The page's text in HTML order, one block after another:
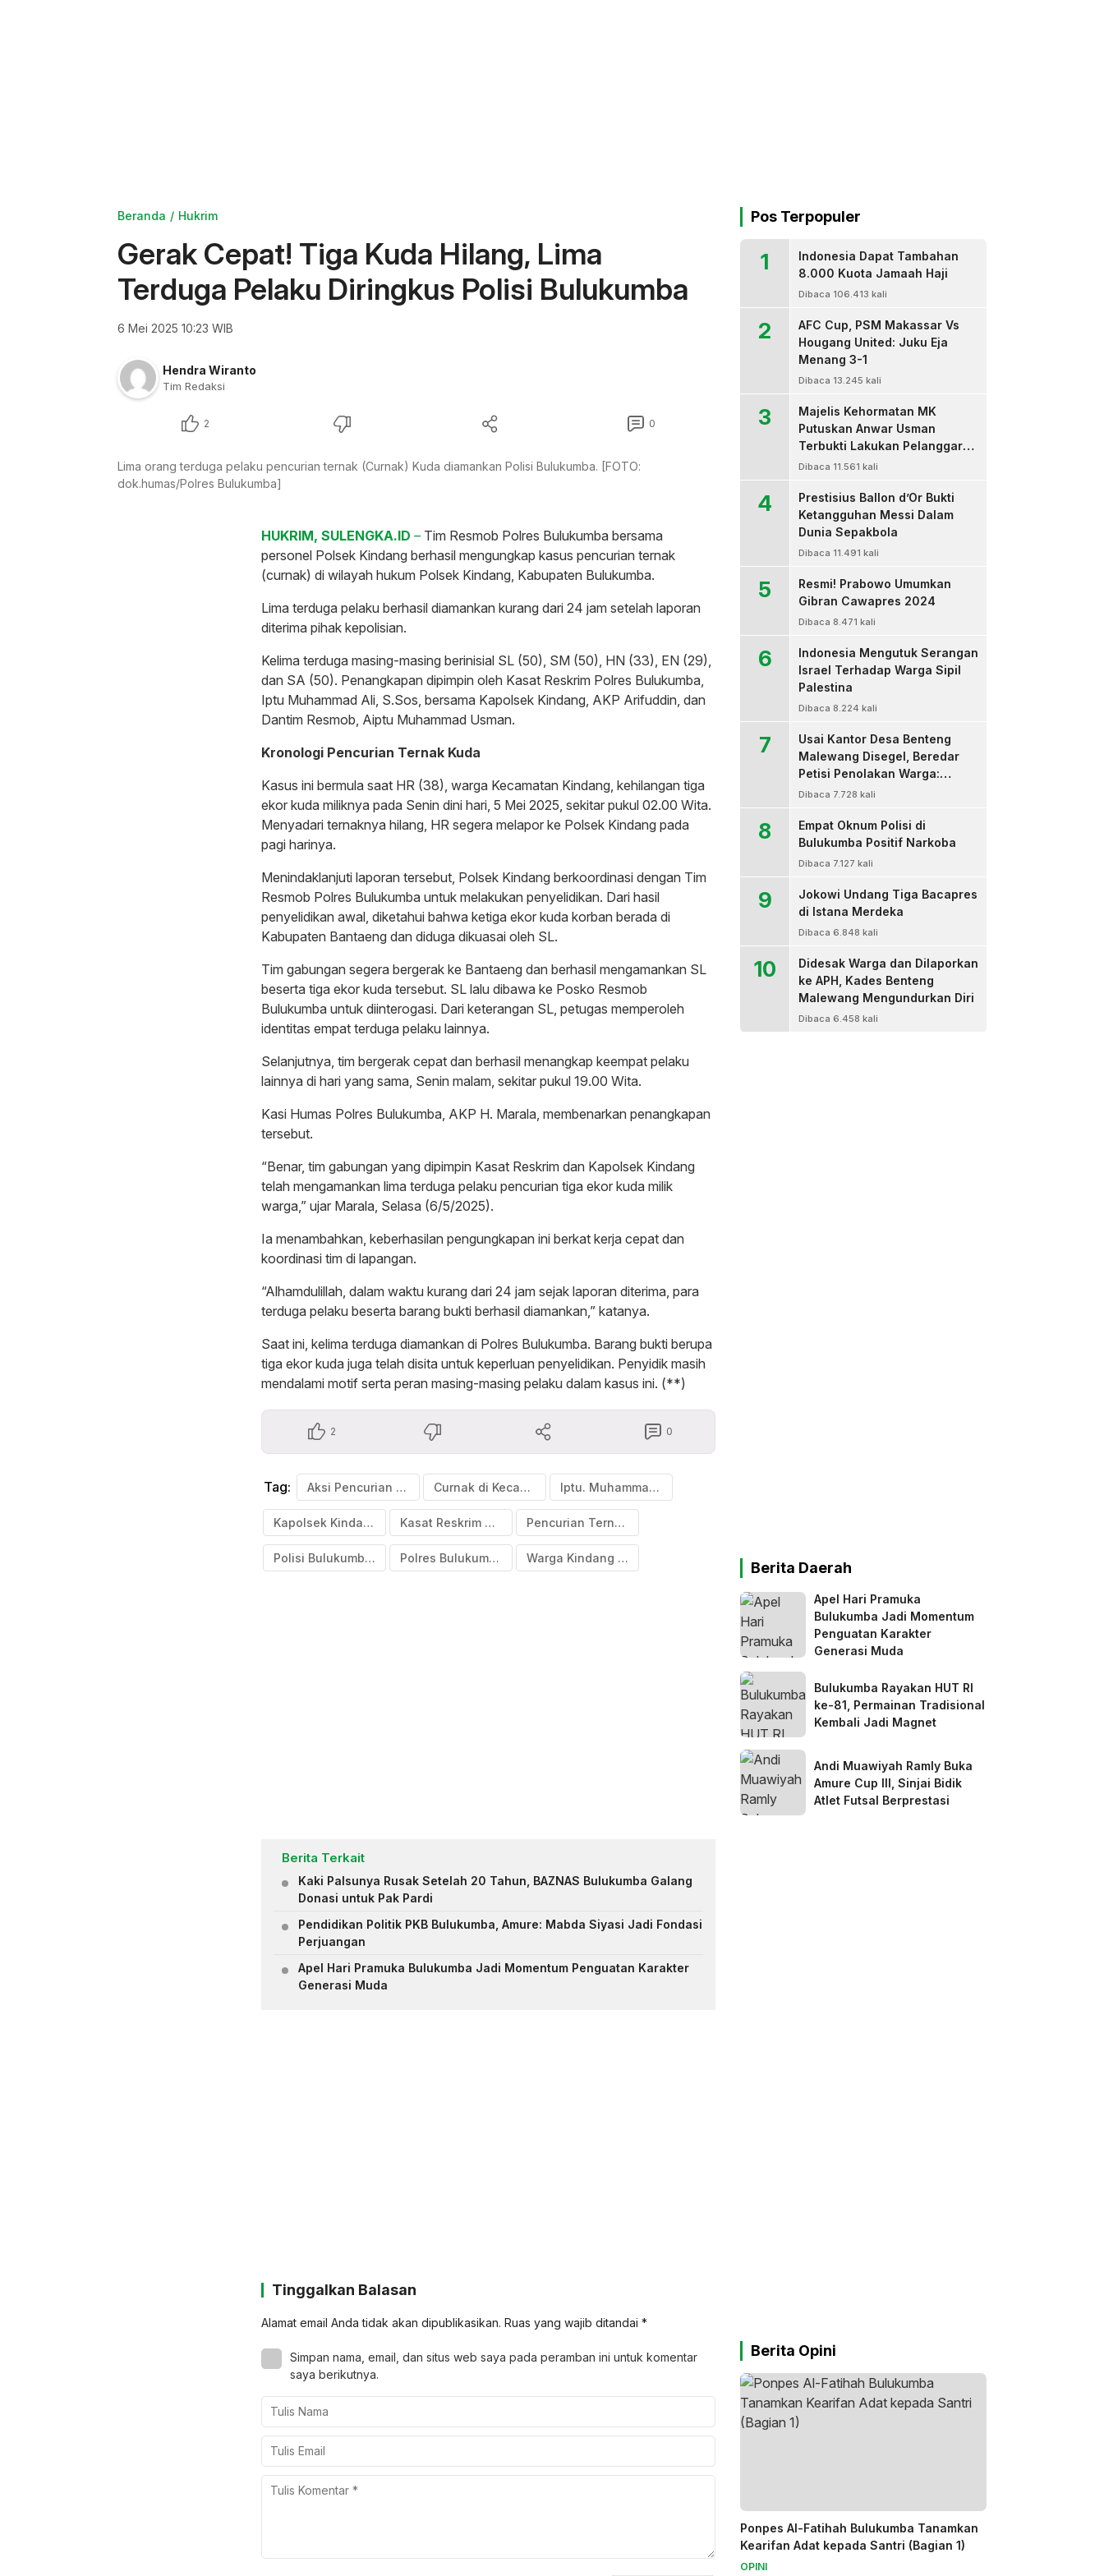
Beranda Hukrim
Gerak Cepat! Tiga Kuda Hilang, Lima
Terduga Pelaku Diringkus Polisi Bulukumba
6 Mei 2025 10:23 WIB
Hendra Wiranto
Tim Redaksi
2 0
Lima orang terduga pelaku pencurian ternak (Curnak) Kuda diamankan Polisi Bulukumba. [FOTO:
dok.humas/Polres Bulukumba]
HUKRIM, SULENGKA.ID – Tim Resmob Polres Bulukumba bersama
personel Polsek Kindang berhasil mengungkap kasus pencurian ternak
(curnak) di wilayah hukum Polsek Kindang, Kabupaten Bulukumba.
Lima terduga pelaku berhasil diamankan kurang dari 24 jam setelah laporan
diterima pihak kepolisian.
Kelima terduga masing-masing berinisial SL (50), SM (50), HN (33), EN (29),
dan SA (50). Penangkapan dipimpin oleh Kasat Reskrim Polres Bulukumba,
Iptu Muhammad Ali, S.Sos, bersama Kapolsek Kindang, AKP Arifuddin, dan
Dantim Resmob, Aiptu Muhammad Usman.
Kronologi Pencurian Ternak Kuda
Kasus ini bermula saat HR (38), warga Kecamatan Kindang, kehilangan tiga
ekor kuda miliknya pada Senin dini hari, 5 Mei 2025, sekitar pukul 02.00 Wita.
Menyadari ternaknya hilang, HR segera melapor ke Polsek Kindang pada
pagi harinya.
Menindaklanjuti laporan tersebut, Polsek Kindang berkoordinasi dengan Tim
Resmob Polres Bulukumba untuk melakukan penyelidikan. Dari hasil
penyelidikan awal, diketahui bahwa ketiga ekor kuda korban berada di
Kabupaten Bantaeng dan diduga dikuasai oleh SL.
Tim gabungan segera bergerak ke Bantaeng dan berhasil mengamankan SL
beserta tiga ekor kuda tersebut. SL lalu dibawa ke Posko Resmob
Bulukumba untuk diinterogasi. Dari keterangan SL, petugas memperoleh
identitas empat terduga pelaku lainnya.
Selanjutnya, tim bergerak cepat dan berhasil menangkap keempat pelaku
lainnya di hari yang sama, Senin malam, sekitar pukul 19.00 Wita.
Kasi Humas Polres Bulukumba, AKP H. Marala, membenarkan penangkapan
tersebut.
“Benar, tim gabungan yang dipimpin Kasat Reskrim dan Kapolsek Kindang
telah mengamankan lima terduga pelaku pencurian tiga ekor kuda milik
warga,” ujar Marala, Selasa (6/5/2025).
Ia menambahkan, keberhasilan pengungkapan ini berkat kerja cepat dan
koordinasi tim di lapangan.
“Alhamdulillah, dalam waktu kurang dari 24 jam sejak laporan diterima, para
terduga pelaku beserta barang bukti berhasil diamankan,” katanya.
Saat ini, kelima terduga diamankan di Polres Bulukumba. Barang bukti berupa
tiga ekor kuda juga telah disita untuk keperluan penyelidikan. Penyidik masih
mendalami motif serta peran masing-masing pelaku dalam kasus ini. (**)
2 0
Tag: Aksi Pencurian Ternak Curnak di Kecamatan Kindang Bulukumba Iptu. Muhammad Ali
Kapolsek Kindang Kasat Reskrim Polres Bulukumba Pencurian Ternak Kuda
Polisi Bulukumba Amankan Terduga Pelaku Curnak Kuda Polres Bulukumba Warga Kindang Kehilangan Tiga ekor kuda
Berita Terkait
Kaki Palsunya Rusak Setelah 20 Tahun, BAZNAS Bulukumba Galang
Donasi untuk Pak Pardi
Pendidikan Politik PKB Bulukumba, Amure: Mabda Siyasi Jadi Fondasi
Perjuangan
Apel Hari Pramuka Bulukumba Jadi Momentum Penguatan Karakter
Generasi Muda
Tinggalkan Balasan
Alamat email Anda tidak akan dipublikasikan. Ruas yang wajib ditandai *
Simpan nama, email, dan situs web saya pada peramban ini untuk komentar
saya berikutnya.
Pos Terpopuler
1
Indonesia Dapat Tambahan
8.000 Kuota Jamaah Haji
Dibaca 106.413 kali
2
AFC Cup, PSM Makassar Vs
Hougang United: Juku Eja
Menang 3-1
Dibaca 13.245 kali
3
Majelis Kehormatan MK
Putuskan Anwar Usman
Terbukti Lakukan Pelanggaran
Berat Kode Etik dan
Dibaca 11.561 kali
4
Prestisius Ballon d’Or Bukti
Ketangguhan Messi Dalam
Dunia Sepakbola
Dibaca 11.491 kali
5
Resmi! Prabowo Umumkan
Gibran Cawapres 2024
Dibaca 8.471 kali
6
Indonesia Mengutuk Serangan
Israel Terhadap Warga Sipil
Palestina
Dibaca 8.224 kali
7
Usai Kantor Desa Benteng
Malewang Disegel, Beredar
Petisi Penolakan Warga:
Sekretaris Hingga BPD Turut
Dibaca 7.728 kali
8
Empat Oknum Polisi di
Bulukumba Positif Narkoba
Dibaca 7.127 kali
9
Jokowi Undang Tiga Bacapres
di Istana Merdeka
Dibaca 6.848 kali
10
Didesak Warga dan Dilaporkan
ke APH, Kades Benteng
Malewang Mengundurkan Diri
Dibaca 6.458 kali
Berita Daerah
Apel Hari Pramuka
Bulukumba Jadi Momentum
Penguatan Karakter
Generasi Muda
Bulukumba Rayakan HUT RI
ke-81, Permainan Tradisional
Kembali Jadi Magnet
Andi Muawiyah Ramly Buka
Amure Cup III, Sinjai Bidik
Atlet Futsal Berprestasi
Berita Opini
Ponpes Al-Fatihah Bulukumba Tanamkan
Kearifan Adat kepada Santri (Bagian 1)
OPINI